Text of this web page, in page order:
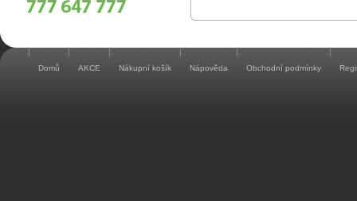
Domů AKCE Nákupní košík Nápověda Obchodní podmínky